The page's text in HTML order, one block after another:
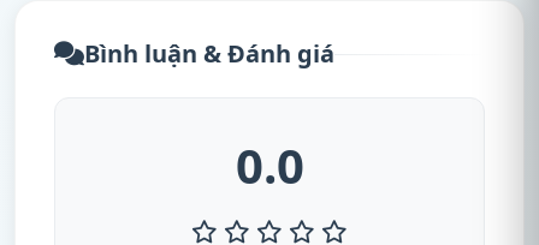
Bình luận & Đánh giá
0.0